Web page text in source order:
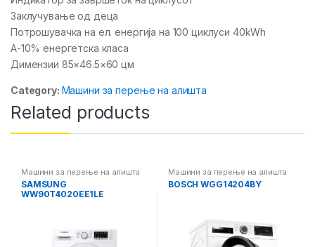
Заклучување од деца
Потрошувачка на ел. енергија на 100 циклуси 40kWh
A-10% енергетска класа
Димензии 85×46.5×60 цм
Category: Машини за перење на алишта
Related products
Машини за перење на алишта
SAMSUNG
WW90T4020EE1LE
Машини за перење на алишта
BOSCH WGG14204BY